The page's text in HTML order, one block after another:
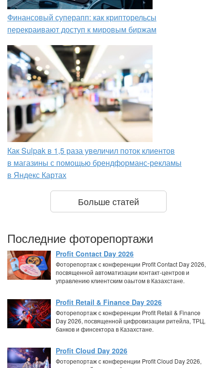
Финансовый суперапп: как крипторельсы
перекраивают доступ к мировым биржам
Как Sulpak в 1,5 раза увеличил поток клиентов
в магазины с помощью брендформанс-рекламы
в Яндекс Картах
Больше статей
Последние фоторепортажи
Profit Contact Day 2026
Фоторепортаж с конференции Profit Contact Day 2026,
посвященной автоматизации контакт-центров и
управлению клиентским оаытом в Казахстане.
Profit Retail & Finance Day 2026
Фоторепортаж с конференции Profit Retail & Finance
Day 2026, посвященной цифровизации ритейла, ТРЦ,
банков и финсектора в Казахстане.
Profit Cloud Day 2026
Фоторепортаж с конференции Profit Cloud Day 2026,